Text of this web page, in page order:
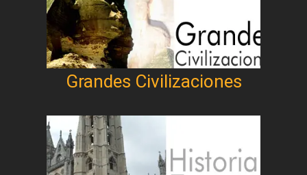
Grandes Civilizaciones